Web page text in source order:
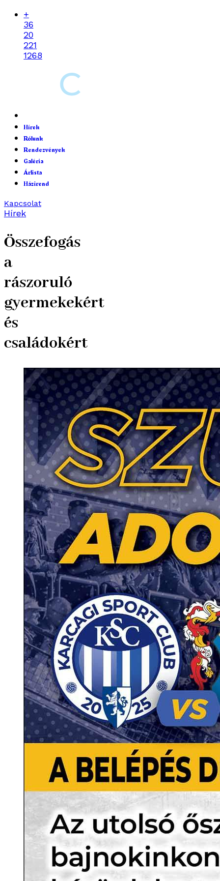
+
36
20
221
1268
Hírek
Rólunk
Rendezvények
Galéria
Árlista
Házirend
Kapcsolat
Hírek
Összefogás
a
rászoruló
gyermekekért
és
családokért